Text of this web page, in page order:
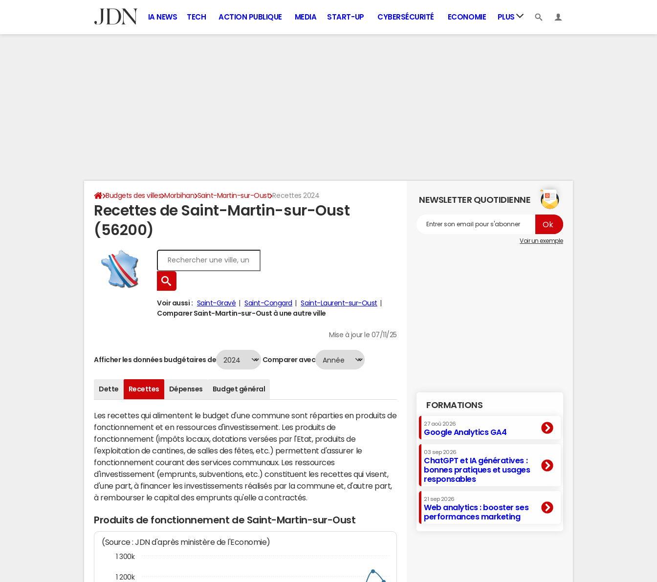
IA NEWS TECH ACTION PUBLIQUE MEDIA START-UP CYBERSÉCURITÉ ECONOMIE PLUS
Budgets des villes Morbihan Saint-Martin-sur-Oust Recettes 2024
Recettes de Saint-Martin-sur-Oust
(56200)
Voir aussi : Saint-Gravé Saint-Congard
Saint-Laurent-sur-Oust
Comparer Saint-Martin-sur-Oust à une autre ville
Mise à jour le 07/11/25
Afficher les données budgétaires de Comparer avec
Dette Recettes Dépenses Budget général
Les recettes qui alimentent le budget d'une commune sont réparties en produits de
fonctionnement et en ressources d'investissement. Les produits de
fonctionnement (impôts locaux, dotations versées par l'Etat, produits de
l'exploitation de cantines, de salles des fêtes, etc.) permettent d'assurer le
fonctionnement courant des services communaux. Les ressources
d'investissement (emprunts, subventions, etc.) constituent les recettes qui visent,
d'une part, à financer les investissements réalisés par la commune et, d'autre part,
à rembourser le capital des emprunts qu'elle a contractés.
Produits de fonctionnement de Saint-Martin-sur-Oust
(Source : JDN d'après ministère de l'Economie)
1 200k
1 300k
NEWSLETTER QUOTIDIENNE
Voir un exemple
FORMATIONS
27 aoû 2026
Google Analytics GA4
03 sep 2026
ChatGPT et IA génératives :
bonnes pratiques et usages
responsables
21 sep 2026
Web analytics : booster ses
performances marketing